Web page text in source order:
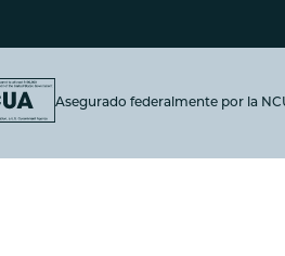
Asegurado federalmente por la